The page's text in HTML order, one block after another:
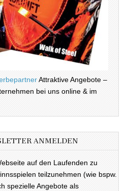
Attraktive Angebote –
bei uns online & im
ANMELDEN
auf den Laufenden zu
teilzunehmen (wie bspw.
spezielle Angebote als